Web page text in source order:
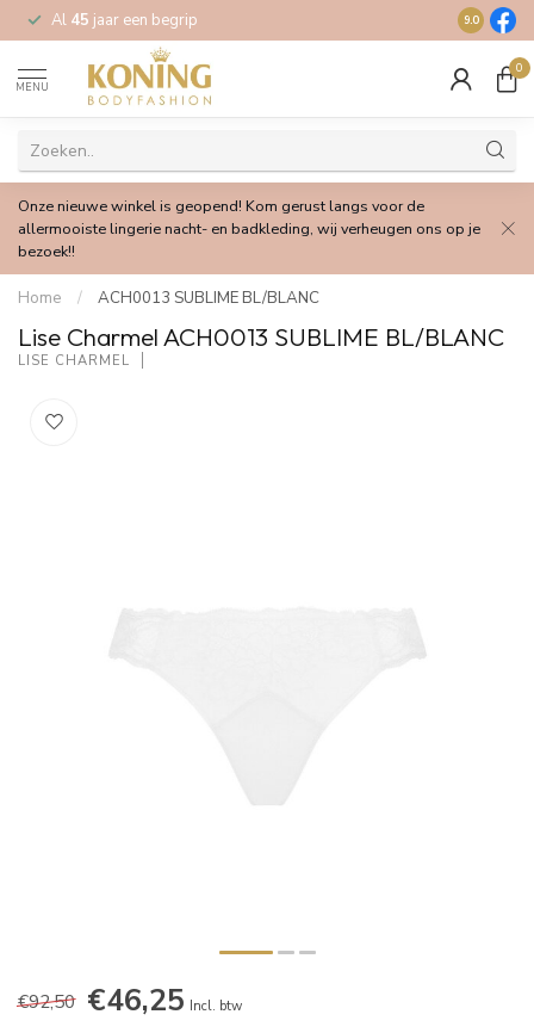
Al 45 jaar een begrip Gratis
9.0
MENU
0
Onze nieuwe winkel is geopend! Kom gerust langs voor de
allermooiste lingerie nacht- en badkleding, wij verheugen ons op je
bezoek!!
Home / ACH0013 SUBLIME BL/BLANC
Lise Charmel ACH0013 SUBLIME BL/BLANC
LISE CHARMEL
€92,50 €46,25 Incl. btw